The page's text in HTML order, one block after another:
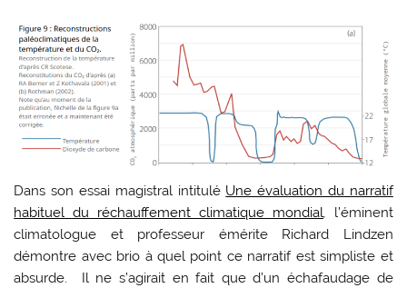
Dans son essai magistral intitulé Une évaluation du narratif
habituel du réchauffement climatique mondial, l’éminent
climatologue et professeur émérite Richard Lindzen
démontre avec brio à quel point ce narratif est simpliste et
absurde. Il ne s’agirait en fait que d’un échafaudage de